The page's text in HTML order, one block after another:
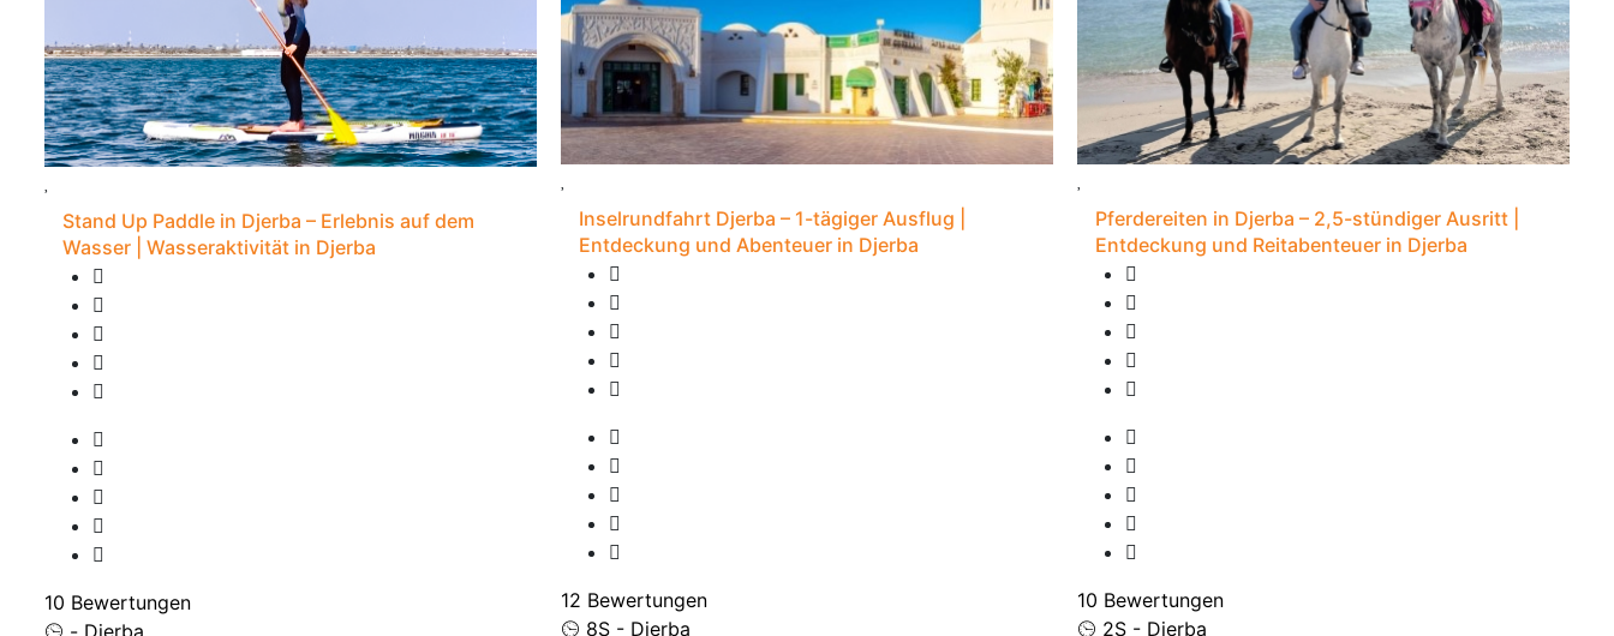
Stand Up Paddle in Djerba – Erlebnis auf dem
Wasser | Wasseraktivität in Djerba
10 Bewertungen
- Djerba
Inselrundfahrt Djerba – 1-tägiger Ausflug |
Entdeckung und Abenteuer in Djerba
12 Bewertungen
8S - Djerba
Pferdereiten in Djerba – 2,5-stündiger Ausritt |
Entdeckung und Reitabenteuer in Djerba
10 Bewertungen
2S - Djerba